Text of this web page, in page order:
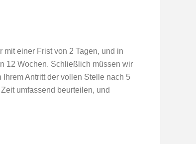
mit einer Frist von 2 Tagen, und in
12 Wochen. Schließlich müssen wir
Antritt der vollen Stelle nach 5
umfassend beurteilen, und